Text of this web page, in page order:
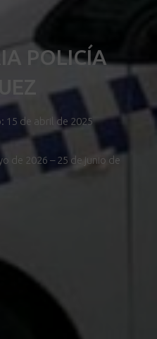
POLICÍA
15 de abril de 2025
de 2026 – 25 de junio de